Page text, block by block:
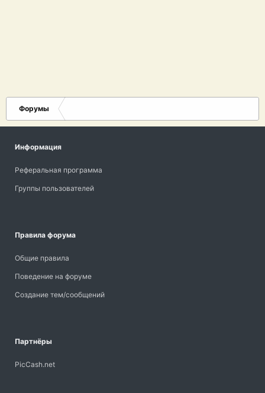
Форумы
Информация
Реферальная программа
Группы пользователей
Правила форума
Общие правила
Поведение на форуме
Создание тем/сообщений
Партнёры
PicCash.net